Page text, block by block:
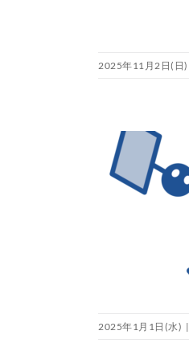
2025年11月2日(日)
2025年1月1日(水) |